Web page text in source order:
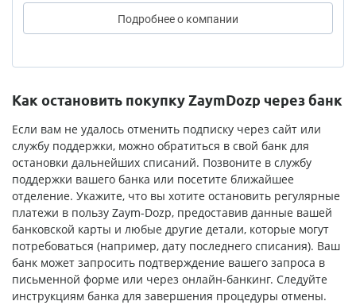
Подробнеео компании
Как остановить покупку ZaymDozp через банк
Если вам не удалось отменить подписку через сайт или
службу поддержки, можно обратиться в свой банк для
остановки дальнейших списаний. Позвоните в службу
поддержки вашего банка или посетите ближайшее
отделение. Укажите, что вы хотите остановить регулярные
платежи в пользу Zaym-Dozp, предоставив данные вашей
банковской карты и любые другие детали, которые могут
потребоваться (например, дату последнего списания). Ваш
банк может запросить подтверждение вашего запроса в
письменной форме или через онлайн-банкинг. Следуйте
инструкциям банка для завершения процедуры отмены.